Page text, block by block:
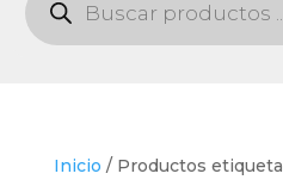
de
productos
Inicio / Productos